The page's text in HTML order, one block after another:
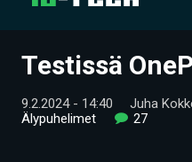
UUTISET
ARTIKKELIT
Testissä
9.2.2024 - 14:40 Juha
Älypuhelimet
27